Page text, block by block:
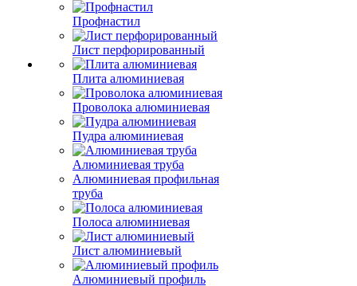
Профнастил
Лист перфорированный
Плита алюминиевая
Проволока алюминиевая
Пудра алюминиевая
Алюминиевая труба
Алюминиевая профильная
труба
Полоса алюминиевая
Лист алюминиевый
Алюминиевый профиль